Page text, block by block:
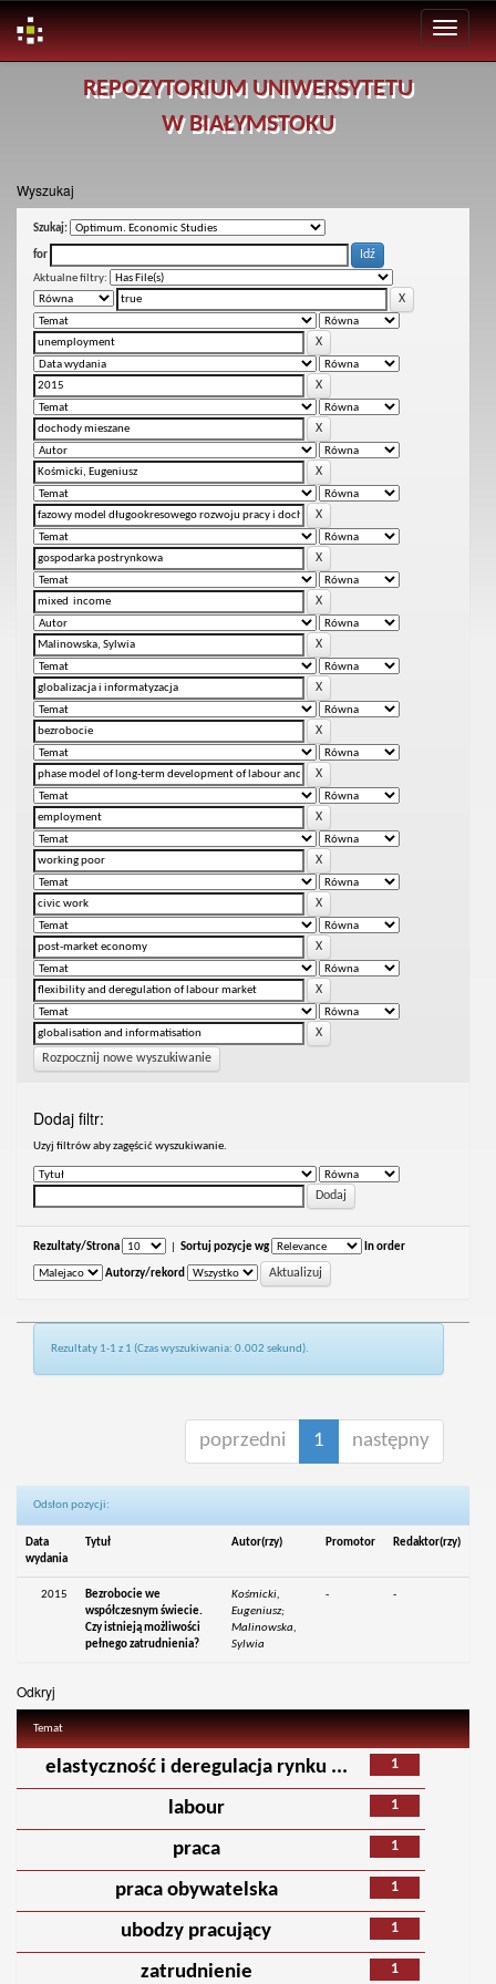
REPOZYTORIUM UNIWERSYTETU
W BIAŁYMSTOKU
Wyszukaj
Szukaj:
for
Aktualne filtry:
Rozpocznij nowe wyszukiwanie
Dodaj filtr:
Uzyj filtrów aby zagęścić wyszukiwanie.
Rezultaty/Strona Sortuj pozycje wg In order
Autorzy/rekord
Rezultaty 1-1 z 1 (Czas wyszukiwania: 0.002 sekund).
poprzedni 1 następny
Odsłon pozycji:
Data
wydania
Tytuł Autor(rzy) Promotor Redaktor(rzy)
2015
Bezrobocie we
współczesnym świecie.
Czy istnieją możliwości
pełnego zatrudnienia?
Kośmicki,
Eugeniusz;
Malinowska,
Sylwia
- -
Odkryj
Temat
1
elastyczność i deregulacja rynku ...
1
labour
1
praca
1
praca obywatelska
1
ubodzy pracujący
1
zatrudnienie